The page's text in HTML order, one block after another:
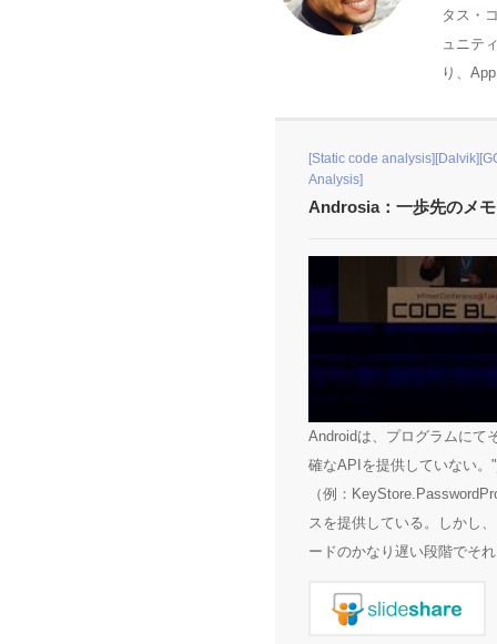
タス・
ュニテ
り、
[Static code
Analysis]
Androsia：一歩先のメ
Androidは、プログラムにて
確なAPIを提供していない
（例：
スを提供している。しかし
ードのかなり遅い段階でそ